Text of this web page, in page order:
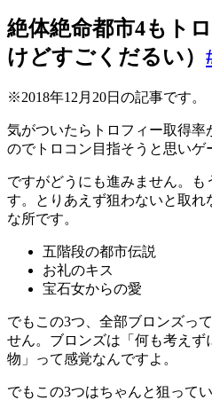
絶体絶命都市4もト
けどすごくだるい）
※2018年12月20日の記事です。
気がついたらトロフィー取得率
のでトロコン目指そうと思いゲ
ですがどうにも進みません。も
す。とりあえず狙わないと取
な所です。
五階段の都市伝説
お礼のキス
宝石女からの愛
でもこの3つ、全部ブロンズっ
せん。ブロンズは「何も考えず
物」って感覚なんですよ。
でもこの3つはちゃんと狙って